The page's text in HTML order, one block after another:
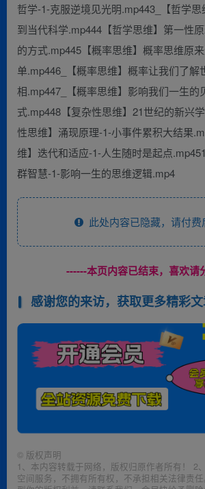
哲学-1-克服逆境见光明.mp443_【哲学
到当代科学.mp444【哲学思维】第一性
的方式.mp445【概率思维】概率思维原
单.mp446_【概率思维】概率让我们了解
相.mp447_【概率思维】影响我们一生的
式.mp448【复杂性思维】21世纪的新兴
性思维】涌现原理-1-小事件累积大结果
维】迭代和适应-1-人生随时是起点
群智慧-1-影响一生的思维逻辑.mp4
此处内容已隐藏，请付费
------本页内容已结束，喜欢请
感谢您的来访，获取更多精彩文
© 版权声明
1、本内容转载于网络，版权归原作者所有！ 2
空间服务，不拥有所有权，不承担相关法律责